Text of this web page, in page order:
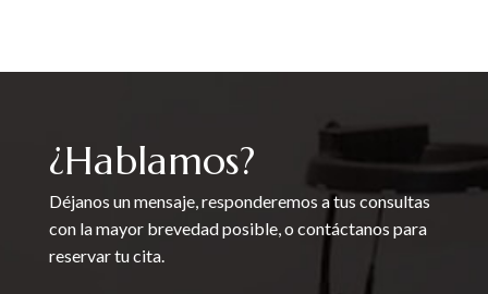
¿Hablamos?
Déjanos un mensaje, responderemos a tus consultas
con la mayor brevedad posible, o contáctanos para
reservar tu cita.